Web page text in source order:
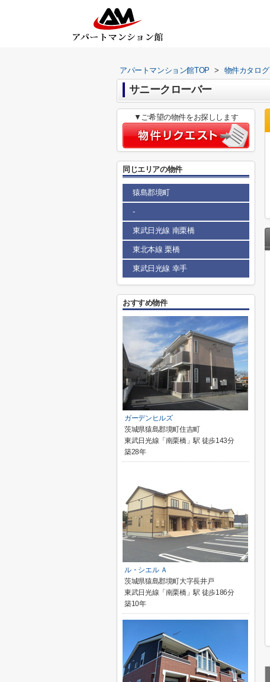
アパートマンション館TOP > 物件カタログ
サニークローバー
▼ご希望の物件をお探しします
同じエリアの物件
猿島郡境町
-
東武日光線 南栗橋
東北本線 栗橋
東武日光線 幸手
おすすめ物件
ガーデンヒルズ
茨城県猿島郡境町住吉町
東武日光線「南栗橋」駅 徒歩143分
築28年
ル・シエル Ａ
茨城県猿島郡境町大字長井戸
東武日光線「南栗橋」駅 徒歩186分
築10年